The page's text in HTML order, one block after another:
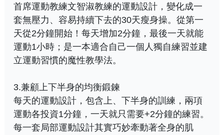
首席運動教練文智淑教練的運動設計，變化成一
套無壓力、容易持續下去的30天瘦身操。從第一
天從2分鐘開始！每天增加2分鐘，最後一天就能
運動1小時；是一本適合自己一個人獨自練習並建
立運動習慣的魔性教學法。
3.兼顧上下半身的均衡鍛鍊
每天的運動設計，包含上、下半身的訓練，兩項
運動各投資1分鐘，一天就只需要+2分鐘的練習。
每一套局部運動設計其實巧妙牽動著全身的肌